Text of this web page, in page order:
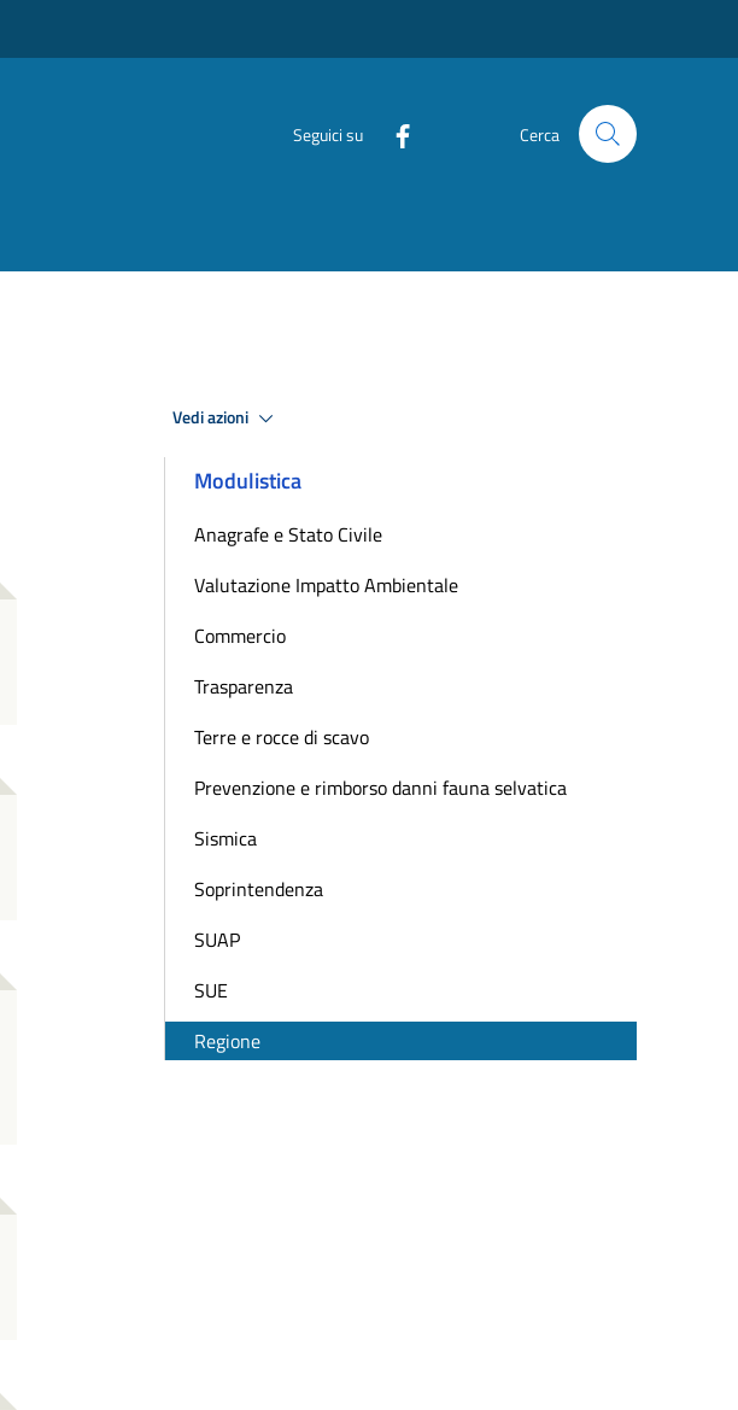
Seguici su Cerca
Vedi azioni
Modulistica
Anagrafe e Stato Civile
Valutazione Impatto Ambientale
Commercio
Trasparenza
Terre e rocce di scavo
Prevenzione e rimborso danni fauna selvatica
Sismica
Soprintendenza
SUAP
SUE
Regione